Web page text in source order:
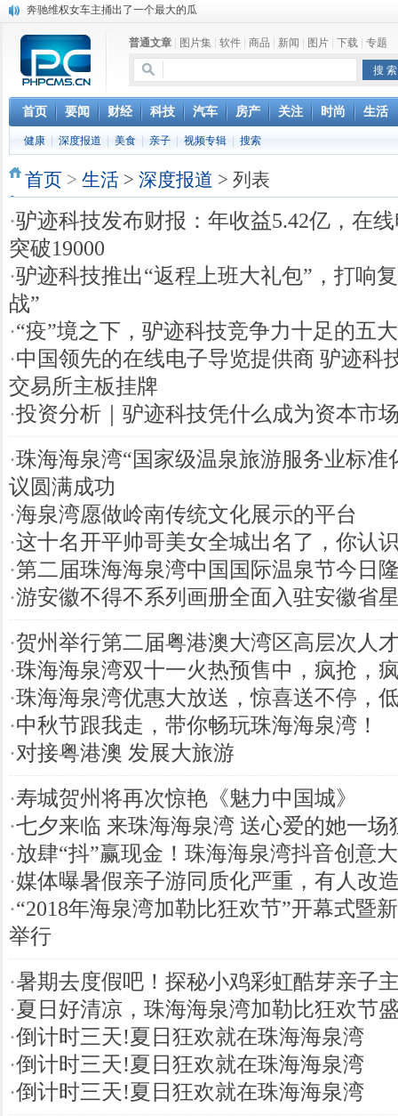
奔驰维权女车主捅出了一个最大的瓜
DS四款新能源车型上海车展亚洲首秀
苹果与高通和解 英特尔失去重要移动客户
小米高管：虽然高通与苹果和解，但5G iPhone最快明年下半年发布
iOS 13加入黑暗模式 多功能加持6月份见
高通与苹果达成和解，双方达成6年许可协议
巴黎圣母院大火肆虐，人类文明的一场浩劫
普通文章 图片集 软件 商品 新闻 图片 下载 专题
首页 要闻 财经 科技 汽车 房产 关注 时尚 生活
健康 深度报道 美食 亲子 视频专辑 搜索
首页 > 生活 > 深度报道 > 列表
·驴迹科技发布财报：年收益5.42亿，在
突破19000
·驴迹科技推出“返程上班大礼包”，打响
战”
·“疫”境之下，驴迹科技竞争力十足的五
·中国领先的在线电子导览提供商 驴迹科
交易所主板挂牌
·投资分析｜驴迹科技凭什么成为资本市
·珠海海泉湾“国家级温泉旅游服务业标准
议圆满成功
·海泉湾愿做岭南传统文化展示的平台
·这十名开平帅哥美女全城出名了，你认
·第二届珠海海泉湾中国国际温泉节今日
·游安徽不得不系列画册全面入驻安徽省
·贺州举行第二届粤港澳大湾区高层次人
·珠海海泉湾双十一火热预售中，疯抢，
·珠海海泉湾优惠大放送，惊喜送不停，
·中秋节跟我走，带你畅玩珠海海泉湾！
·对接粤港澳 发展大旅游
·寿城贺州将再次惊艳《魅力中国城》
·七夕来临 来珠海海泉湾 送心爱的她一场
·放肆“抖”赢现金！珠海海泉湾抖音创意
·媒体曝暑假亲子游同质化严重，有人改
·“2018年海泉湾加勒比狂欢节”开幕式暨
举行
·暑期去度假吧！探秘小鸡彩虹酷芽亲子
·夏日好清凉，珠海海泉湾加勒比狂欢节
·倒计时三天!夏日狂欢就在珠海海泉湾
·倒计时三天!夏日狂欢就在珠海海泉湾
·倒计时三天!夏日狂欢就在珠海海泉湾